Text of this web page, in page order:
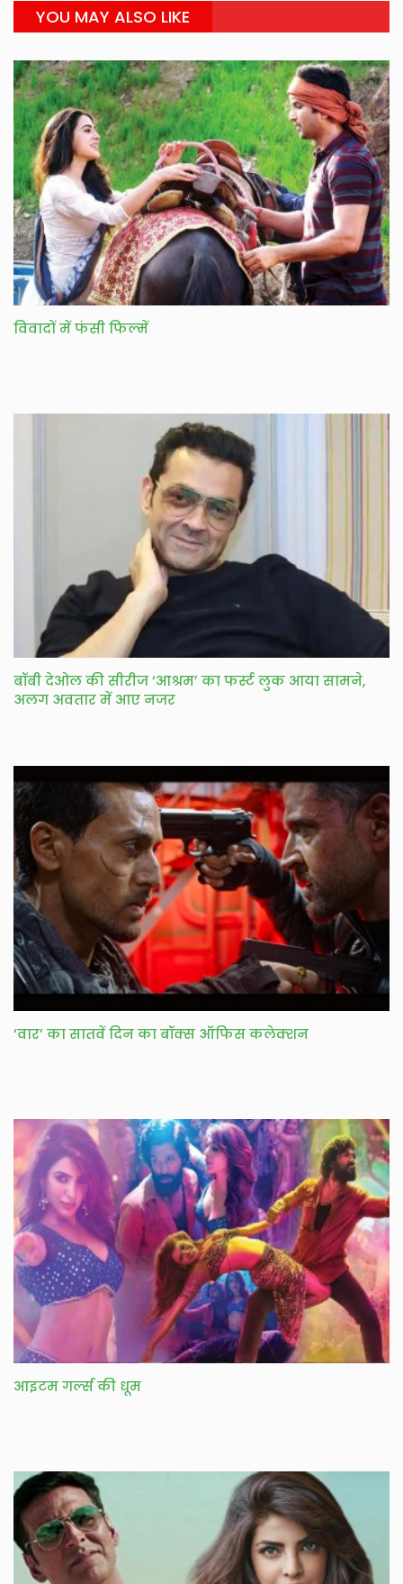
YOU MAY ALSO LIKE
विवादों में फंसी फिल्में
बॉबी देओल की सीरीज ‘आश्रम’ का फर्स्ट लुक आया सामने,
अलग अवतार में आए नजर
‘वार’ का सातवें दिन का बॉक्स ऑफिस कलेक्शन
आइटम गर्ल्स की धूम